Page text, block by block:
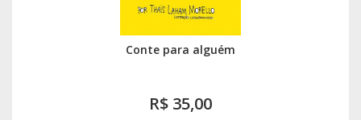
Conte para alguém
R$ 35,00